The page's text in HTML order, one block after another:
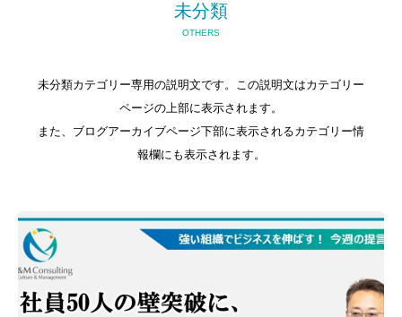
未分類
OTHERS
未分類カテゴリー専用の説明文です。この説明文はカテゴリー
ページの上部に表示されます。
また、ブログアーカイブページ下部に表示されるカテゴリー情
報欄にも表示されます。